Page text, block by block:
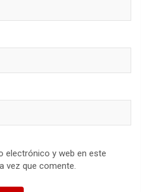
electrónico y web en este
vez que comente.